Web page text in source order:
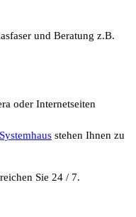
und Beratung z.B.
oder Internetseiten
stehen Ihnen zu
Sie 24 / 7.